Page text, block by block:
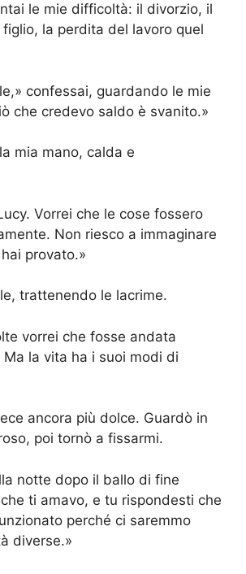
le mie difficoltà: il divorzio, il
la perdita del lavoro quel
confessai, guardando le mie
che credevo saldo è svanito.»
mia mano, calda e
Vorrei che le cose fossero
Non riesco a immaginare
provato.»
trattenendo le lacrime.
vorrei che fosse andata
la vita ha i suoi modi di
ancora più dolce. Guardò in
poi tornò a fissarmi.
notte dopo il ballo di fine
ti amavo, e tu rispondesti che
perché ci saremmo
diverse.»